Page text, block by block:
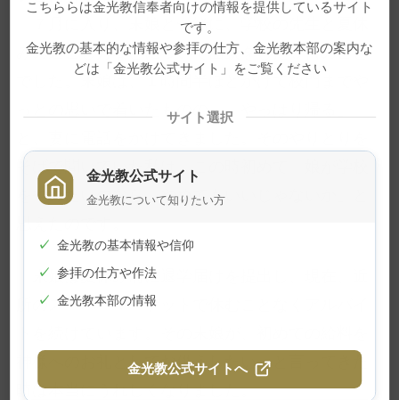
７月に入り、末娘と一緒に、学校の先生と夏休
みの過ごし方などについて面談をした翌日のこと
でした。末娘は、１時間半ほどかけて校門までや
っとの思いで着いたものの、「やっぱり帰る」
そばで聞いていた私は、この時初めて「娘が学校
をやめたいのなら、やめてもいいじゃないか」と
末娘は夏休み前に退学届けを提出し、現在、近
所のスーパーマーケットで休むことなくアルバイ
神様へのお礼としてお供えしたい、と言ってきた
時は本当にうれしくなりました。
こちららは金光教信奉者向けの情報を提供しているサイト
です。
金光教の基本的な情報や参拝の仕方、金光教本部の案内な
どは「金光教公式サイト」をご覧ください
サイト選択
金光教公式サイト
金光教について知りたい方
✓ 金光教の基本情報や信仰
✓ 参拝の仕方や作法
✓ 金光教本部の情報
金光教公式サイトへ